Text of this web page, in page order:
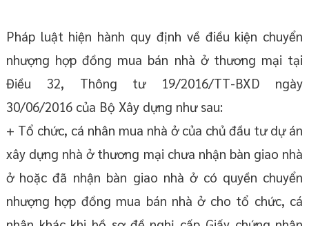
Pháp luật hiện hành quy định về điều kiện chuyển
nhượng hợp đồng mua bán nhà ở thương mại tại
Điều 32, Thông tư 19/2016/TT-BXD ngày
30/06/2016 của Bộ Xây dựng như sau:
+ Tổ chức, cá nhân mua nhà ở của chủ đầu tư dự án
xây dựng nhà ở thương mại chưa nhận bàn giao nhà
ở hoặc đã nhận bàn giao nhà ở có quyền chuyển
nhượng hợp đồng mua bán nhà ở cho tổ chức, cá